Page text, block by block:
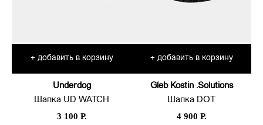
+ добавить в корзину
Underdog
Шапка UD WATCH
3 100 Р.
+ добавить в корзину
Gleb Kostin .Solutions
Шапка DOT
4 900 Р.